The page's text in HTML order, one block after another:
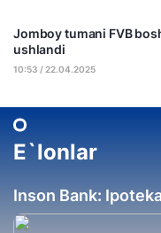
Jomboy tumani FVB
ushlandi
10:53 / 22.04.2025
E`lonlar
Inson Bank: